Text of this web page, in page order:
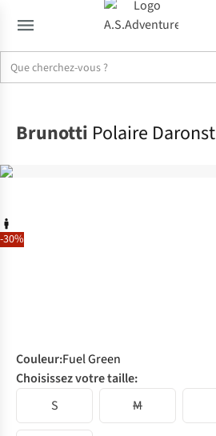
-30%
Brunotti Polaire
Couleur:Fuel Green
Choisissez votre taille:
S
M